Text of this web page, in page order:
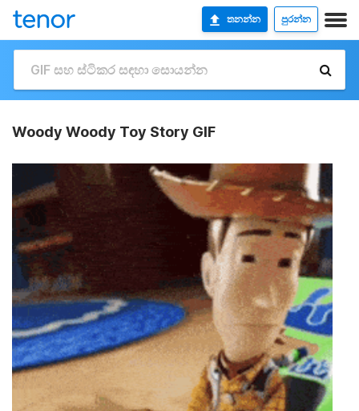
තනන්න පුරන්න
Woody Woody Toy Story GIF